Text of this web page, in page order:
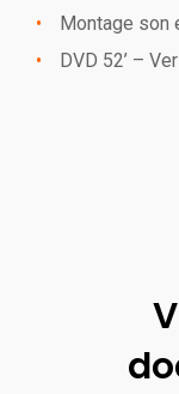
Montage son
DVD 52’ –